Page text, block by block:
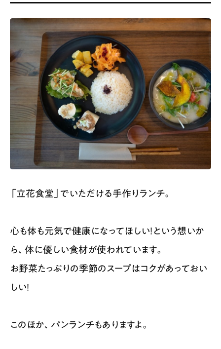
「立花食堂」でいただける手作りランチ。
心も体も元気で健康になってほしい！という想いか
ら、体に優しい食材が使われています。
お野菜たっぷりの季節のスープはコクがあっておい
しい！
このほか、パンランチもありますよ。